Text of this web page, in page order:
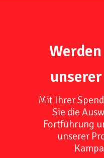
Mit Ihrer
Sie die
Fortführung
unserer